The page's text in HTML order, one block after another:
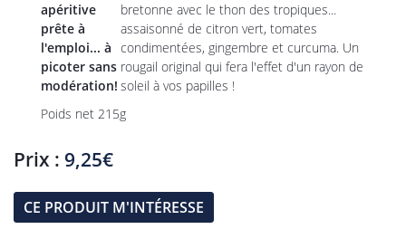
En cochant cette case, vous consentez à recevoir nos propositions commerciales à
l'adresse email indiqué ci-dessus. Vous pouvez vous désinscrire à tout moment en
utilisantle formulaire de désinscription.
INSCRIPTION
apéritive
prête à
l'emploi... à
picoter sans
modération!
bretonne avec le thon des tropiques...
assaisonné de citron vert, tomates
condimentées, gingembre et curcuma. Un
rougail original qui fera l'effet d'un rayon de
soleil à vos papilles !
Poids net 215g
Prix : 9,25€
CE PRODUIT M'INTÉRESSE